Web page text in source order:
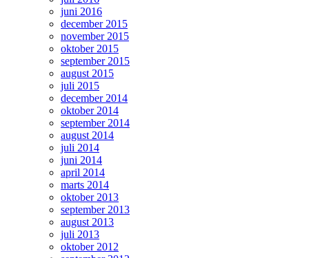
juni 2016
december 2015
november 2015
oktober 2015
september 2015
august 2015
juli 2015
december 2014
oktober 2014
september 2014
august 2014
juli 2014
juni 2014
april 2014
marts 2014
oktober 2013
september 2013
august 2013
juli 2013
oktober 2012